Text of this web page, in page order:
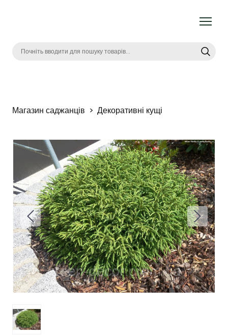
Магазин саджанців Декоративні кущі